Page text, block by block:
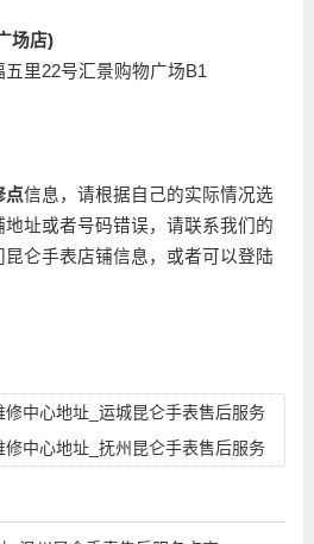
场店)
里22号汇景购物广场B1
点信息，请根据自己的实际情况选
址或者号码错误，请联系我们的
仑手表店铺信息，或者可以登陆
修中心地址_运城昆仑手表售后服务
修中心地址_抚州昆仑手表售后服务